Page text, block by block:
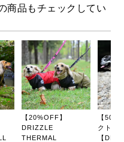
商品もチェックしてい
【20%OFF】
DRIZZLE
THERMAL
【
クト レ
【DM